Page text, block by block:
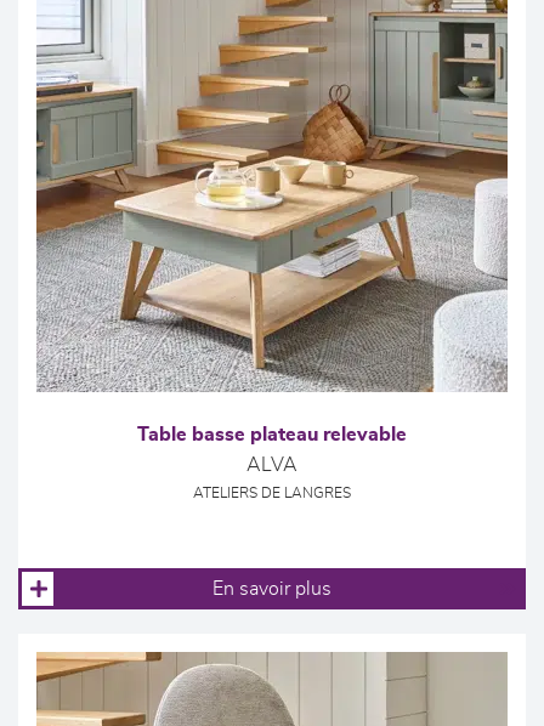
Table basse plateau relevable
ALVA
ATELIERS DE LANGRES
En savoir plus